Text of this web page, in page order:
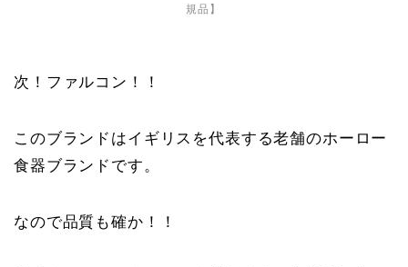
規品】
次！ファルコン！！
このブランドはイギリスを代表する老舗のホーロー
食器ブランドです。
なので品質も確か！！